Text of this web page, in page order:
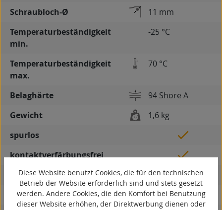
Schraubloch-Ø
11 mm
Temperaturbeständigkeit
min.
-25 °C
Temperaturbeständigkeit
max.
70 °C
Belaghärte
94 Shore A
Gewicht
1,6 kg
spurlos
kontaktverfärbungsfrei
antistatisch
ESD
Diese Website benutzt Cookies, die für den technischen
Betrieb der Website erforderlich sind und stets gesetzt
werden. Andere Cookies, die den Komfort bei Benutzung
dieser Website erhöhen, der Direktwerbung dienen oder